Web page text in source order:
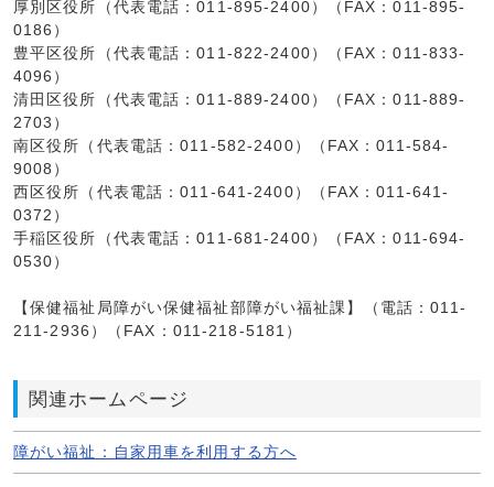
厚別区役所（代表電話：011-895-2400）（FAX：011-895-
0186）
豊平区役所（代表電話：011-822-2400）（FAX：011-833-
4096）
清田区役所（代表電話：011-889-2400）（FAX：011-889-
2703）
南区役所（代表電話：011-582-2400）（FAX：011-584-
9008）
西区役所（代表電話：011-641-2400）（FAX：011-641-
0372）
手稲区役所（代表電話：011-681-2400）（FAX：011-694-
0530）
【保健福祉局障がい保健福祉部障がい福祉課】（電話：011-
211-2936）（FAX：011-218-5181）
関連ホームページ
障がい福祉：自家用車を利用する方へ